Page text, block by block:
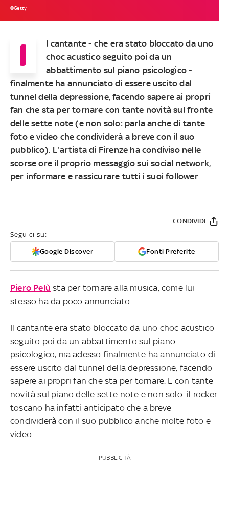
©Getty
I
l cantante - che era stato bloccato da uno
choc acustico seguito poi da un
abbattimento sul piano psicologico -
finalmente ha annunciato di essere uscito dal
tunnel della depressione, facendo sapere ai propri
fan che sta per tornare con tante novità sul fronte
delle sette note (e non solo: parla anche di tante
foto e video che condividerà a breve con il suo
pubblico). L'artista di Firenze ha condiviso nelle
scorse ore il proprio messaggio sui social network,
per informare e rassicurare tutti i suoi follower
Seguici su:
Google Discover Fonti Preferite
CONDIVIDI
Piero Pelù sta per tornare alla musica, come lui
stesso ha da poco annunciato.
Il cantante era stato bloccato da uno choc acustico
seguito poi da un abbattimento sul piano
psicologico, ma adesso finalmente ha annunciato di
essere uscito dal tunnel della depressione, facendo
sapere ai propri fan che sta per tornare. E con tante
novità sul piano delle sette note e non solo: il rocker
toscano ha infatti anticipato che a breve
condividerà con il suo pubblico anche molte foto e
video.
PUBBLICITÀ